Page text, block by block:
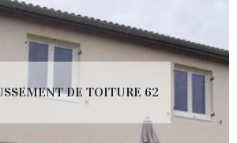
DE TOITURE 62